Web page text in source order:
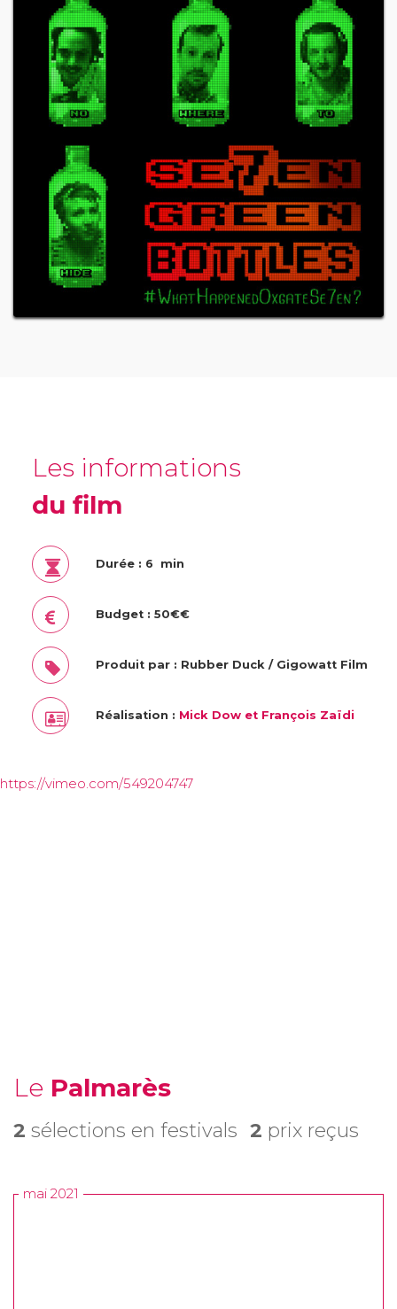
Les informations
du film
Durée : 6 min
Budget : 50€€
Produit par : Rubber Duck / Gigowatt Film
Réalisation : Mick Dow et François Zaïdi
https://vimeo.com/549204747
Le Palmarès
2 sélections en festivals 2 prix reçus
mai 2021